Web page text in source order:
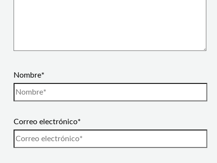
Nombre*
Correo electrónico*